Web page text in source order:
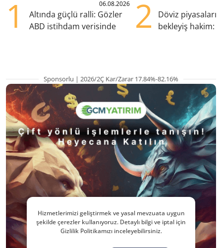
1 06.08.2026
Altında güçlü ralli: Gözler
ABD istihdam verisinde
2
Döviz
bekleyiş hakim:
Sponsorlu | 2026/2Ç Kar/Zarar 17.84%-82.16%
Hizmetlerimizi geliştirmek ve yasal mevzuata uygun
şekilde çerezler kullanıyoruz. Detaylı bilgi ve iptal için
Gizlilik Politikamızı inceleyebilirsiniz.